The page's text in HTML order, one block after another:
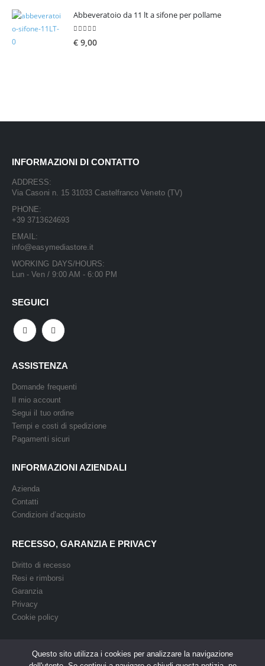
Abbeveratoio da 11 lt a sifone per pollame
€ 9,00
INFORMAZIONI DI CONTATTO
ADDRESS:
Via Casoni n. 15 31033 Castelfranco Veneto (TV)
PHONE:
+39 3713624693
EMAIL:
info@easymediastore.it
WORKING DAYS/HOURS:
Lun - Ven / 9:00 AM - 6:00 PM
SEGUICI
ASSISTENZA
Domande frequenti
Il mio account
Segui il tuo ordine
Tempi e costi di spedizione
Pagamenti sicuri
INFORMAZIONI AZIENDALI
Azienda
Contatti
Condizioni d’acquisto
RECESSO, GARANZIA E PRIVACY
Diritto di recesso
Resi e rimborsi
Garanzia
Privacy
Cookie policy
Questo sito utilizza i cookies per analizzare la navigazione